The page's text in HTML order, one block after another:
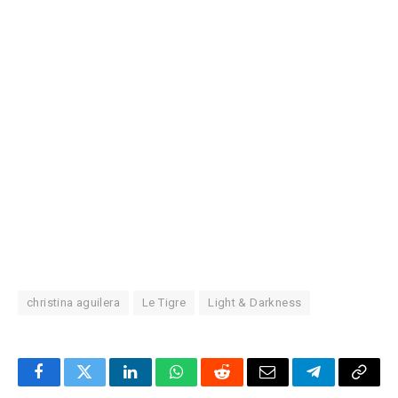
christina aguilera Le Tigre Light & Darkness
FacebookTwitterLinkedInWhatsAppRedditCorreoTelegrama